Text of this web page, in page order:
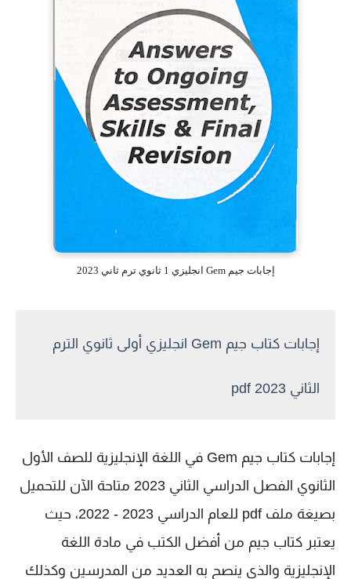
إجابات جيم Gem انجليزي 1 ثانوي ترم ثاني 2023
إجابات كتاب جيم Gem انجليزي أولى ثانوي الترم
الثاني 2023 pdf
إجابات كتاب جيم Gem في اللغة الإنجليزية
للصف الأول
الثانوي الفصل الدراسي الثاني 2023 متاحة الآن للتحميل
بصيغة ملف pdf للعام الدراسي 2023 - 2022، حيث
يعتبر كتاب جيم من أفضل الكتب في مادة اللغة
الإنجليزية والذى ينصح به العديد من المدرسين وكذلك